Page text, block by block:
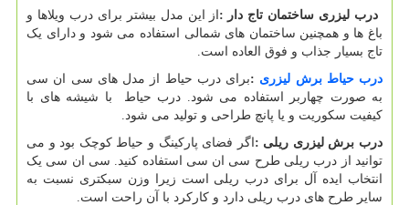
درب لیزری ساختمان تاج دار : از این مدل بیشتر برای درب ویلاها و
باغ ها و همچنین ساختمان های شمالی استفاده می شود و دارای یک
تاج بسیار جذاب و فوق العاده است.
درب حیاط برش لیزری :برای درب حیاط از مدل های سی ان سی
به صورت چهاربر استفاده می شود. درب حیاط با شیشه های با
کیفیت سکوریت و یا پانچ طراحی و تولید می شود.
درب برش لیزری ریلی : اگر فضای پارکینگ و حیاط کوچک بود و می
توانید از درب ریلی طرح سی ان سی استفاده کنید. سی ان سی یک
انتخاب ایده آل برای درب ریلی است زیرا وزن سبکتری نسبت به
سایر طرح های درب ریلی دارد و کارکرد با آن راحت است.